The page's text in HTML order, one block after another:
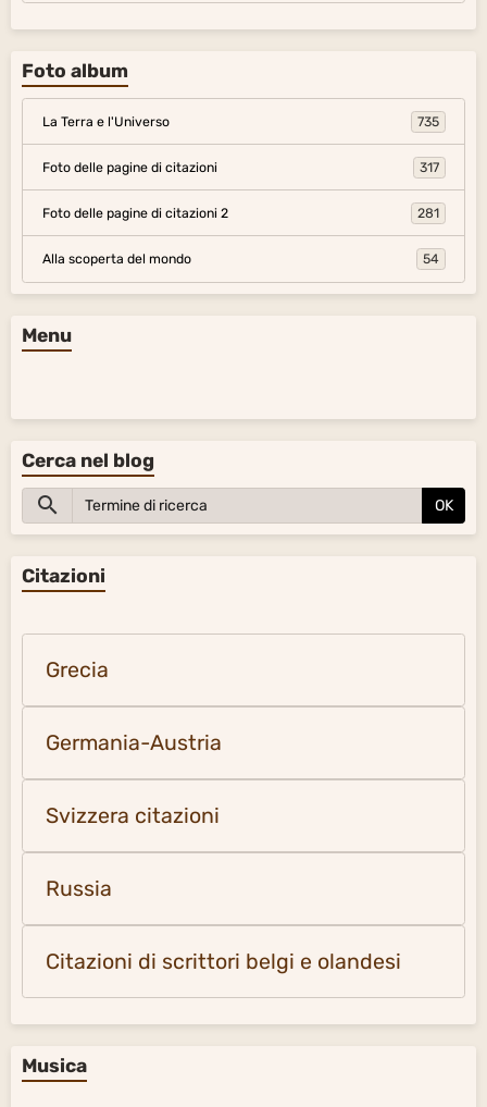
Foto album
La Terra e l'Universo 735
Foto delle pagine di citazioni 317
Foto delle pagine di citazioni 2 281
Alla scoperta del mondo 54
Menu
Cerca nel blog
OK
Citazioni
Grecia
Germania-Austria
Svizzera citazioni
Russia
Citazioni di scrittori belgi e olandesi
Musica